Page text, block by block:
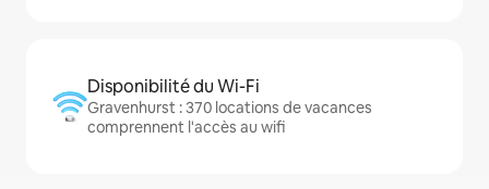
Disponibilité du Wi-Fi
Gravenhurst : 370 locations de vacances
comprennent l'accès au wifi